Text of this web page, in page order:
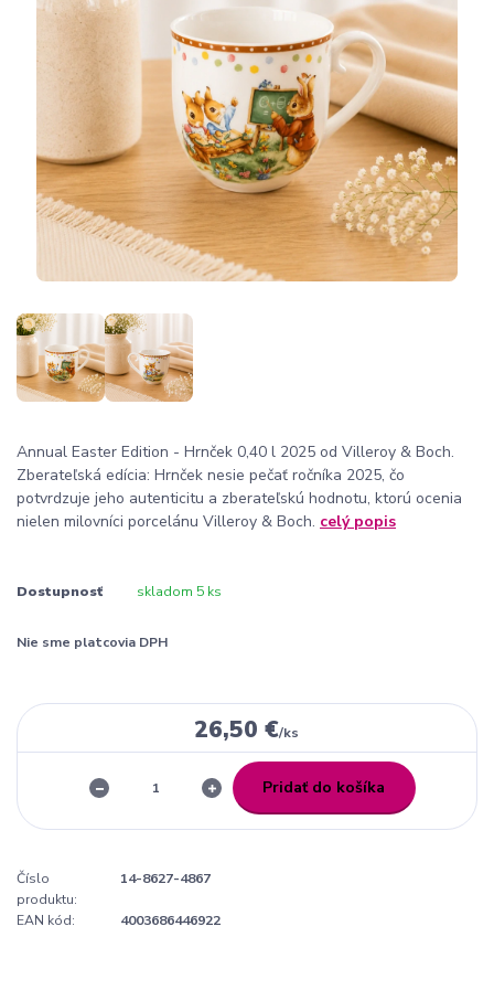
Annual Easter Edition - Hrnček 0,40 l 2025 od Villeroy & Boch.
Zberateľská edícia: Hrnček nesie pečať ročníka 2025, čo
potvrdzuje jeho autenticitu a zberateľskú hodnotu, ktorú ocenia
nielen milovníci porcelánu Villeroy & Boch. celý popis
Dostupnosť skladom 5 ks
Nie sme platcovia DPH
26,50 €/ks
Pridať do košíka
Číslo
produktu:
14-8627-4867
EAN kód: 4003686446922